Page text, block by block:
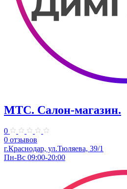
МТС. Салон-магазин.
0
0 отзывов
г.Краснодар, ул.Тюляева, 39/1
Пн-Вс 09:00-20:00